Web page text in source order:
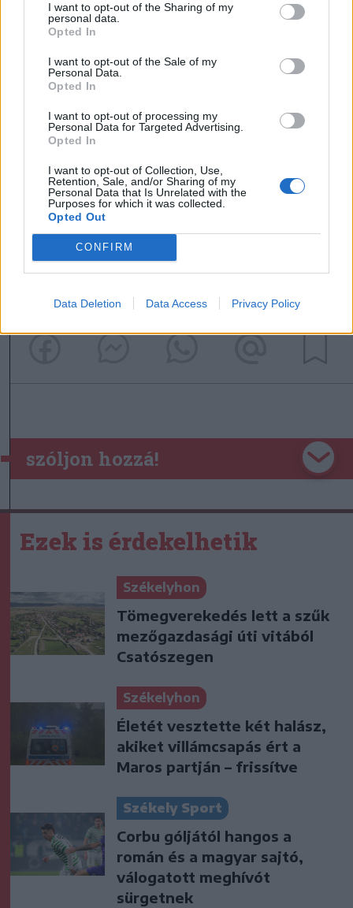
I want to opt-out of the Sharing of my
personal data.
Opted In
I want to opt-out of the Sale of my
Personal Data.
Opted In
I want to opt-out of processing my
Personal Data for Targeted Advertising.
Opted In
I want to opt-out of Collection, Use,
Retention, Sale, and/or Sharing of my
Personal Data that Is Unrelated with the
Purposes for which it was collected.
Opted Out
CONFIRM
Data Deletion Data Access Privacy Policy
igazgatóságok közötti együttműködésért
és a projektek menedzseléséért felel.
Az alpolgármester feladata a
városüzemeltetés stratégiai felügyelete
lesz, az éves és havi tervek nyomon
számonkérésével.
Gyergyószentmiklós
szóljon hozzá!
Ezek is érdekelhetik
Székelyhon
Tömegverekedés lett a szűk
mezőgazdasági úti vitából
Csatószegen
Székelyhon
Életét vesztette két halász,
akiket villámcsapás ért a
Maros partján – frissítve
Székely Sport
Corbu góljától hangos a
román és a magyar sajtó,
válogatott meghívót
sürgetnek